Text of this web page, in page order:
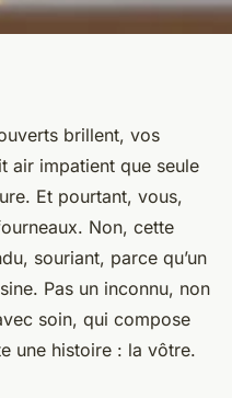
un chef à
événements
• 12 min de lecture
brillent, vos
air impatient que seule
Et pourtant, vous,
Non, cette
souriant, parce qu’un
Pas un inconnu, non
soin, qui compose
une histoire : la vôtre.